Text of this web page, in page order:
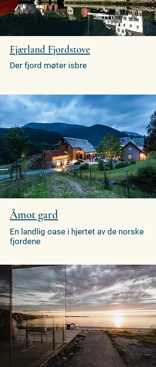
Fjærland Fjordstove
Der fjord møter isbre
Åmot gard
En landlig oase i hjertet av de norske
fjordene